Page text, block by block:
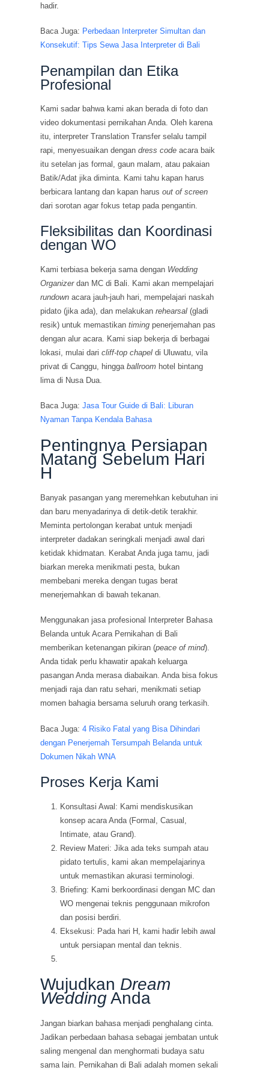
hadir.
Baca Juga: Perbedaan Interpreter Simultan dan
Konsekutif: Tips Sewa Jasa Interpreter di Bali
Penampilan dan Etika
Profesional
Kami sadar bahwa kami akan berada di foto dan
video dokumentasi pernikahan Anda. Oleh karena
itu, interpreter Translation Transfer selalu tampil
rapi, menyesuaikan dengandress code acara baik
itu setelan jas formal, gaun malam, atau pakaian
Batik/Adat jika diminta. Kami tahu kapan harus
berbicara lantang dan kapan harusout of screen
dari sorotan agar fokus tetap pada pengantin.
Fleksibilitas dan Koordinasi
dengan WO
Kami terbiasa bekerja sama dengan Wedding
Organizerdan MC di Bali. Kami akan mempelajari
rundown acara jauh-jauh hari, mempelajari naskah
pidato (jika ada), dan melakukanrehearsal (gladi
resik) untuk memastikantiming penerjemahan pas
dengan alur acara. Kami siap bekerja di berbagai
lokasi, mulai daricliff-top chapel di Uluwatu, vila
privat di Canggu, hinggaballroom hotel bintang
lima di Nusa Dua.
Baca Juga:Jasa Tour Guide di Bali: Liburan
Nyaman Tanpa Kendala Bahasa
Pentingnya Persiapan
Matang Sebelum Hari
H
Banyak pasangan yang meremehkan kebutuhan ini
dan baru menyadarinya di detik-detik terakhir.
Meminta pertolongan kerabat untuk menjadi
interpreter dadakan seringkali menjadi awal dari
ketidak khidmatan. Kerabat Anda juga tamu, jadi
biarkan mereka menikmati pesta, bukan
membebani mereka dengan tugas berat
menerjemahkan di bawah tekanan.
Menggunakan jasa profesional Interpreter Bahasa
Belanda untuk Acara Pernikahan di Bali
memberikan ketenangan pikiran (peace of mind).
Anda tidak perlu khawatir apakah keluarga
pasangan Anda merasa diabaikan. Anda bisa fokus
menjadi raja dan ratu sehari, menikmati setiap
momen bahagia bersama seluruh orang terkasih.
Baca Juga:4 Risiko Fatal yang Bisa Dihindari
dengan Penerjemah Tersumpah Belanda untuk
Dokumen Nikah WNA
Proses Kerja Kami
Konsultasi Awal: Kami mendiskusikan
konsep acara Anda (Formal, Casual,
Intimate, atau Grand).
Review Materi: Jika ada teks sumpah atau
pidato tertulis, kami akan mempelajarinya
untuk memastikan akurasi terminologi.
Briefing: Kami berkoordinasi dengan MC dan
WO mengenai teknis penggunaan mikrofon
dan posisi berdiri.
Eksekusi: Pada hari H, kami hadir lebih awal
untuk persiapan mental dan teknis.
Wujudkan Dream
WeddingAnda
Jangan biarkan bahasa menjadi penghalang cinta.
Jadikan perbedaan bahasa sebagai jembatan untuk
saling mengenal dan menghormati budaya satu
sama lain. Pernikahan di Bali adalah momen sekali